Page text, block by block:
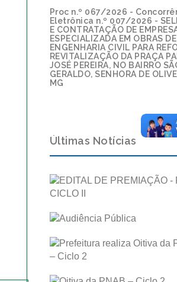
Proc n.º 067/2026 -
Eletrônica n.º 007/2026 -
E CONTRATAÇÃO DE
ESPECIALIZADA EM OBRAS DE
ENGENHARIA CIVIL PARA
REVITALIZAÇÃO DA PRAÇA
JOSÉ PEREIRA, NO BAIRRO
GERALDO, SENHORA DE
MG
Últimas Notícias